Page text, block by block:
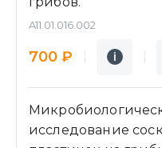
A11.01.016.002
700 ₽ i
исследование